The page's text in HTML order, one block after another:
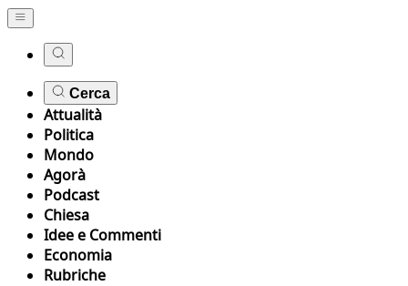
Cerca
Attualità
Politica
Mondo
Agorà
Podcast
Chiesa
Idee e Commenti
Economia
Rubriche